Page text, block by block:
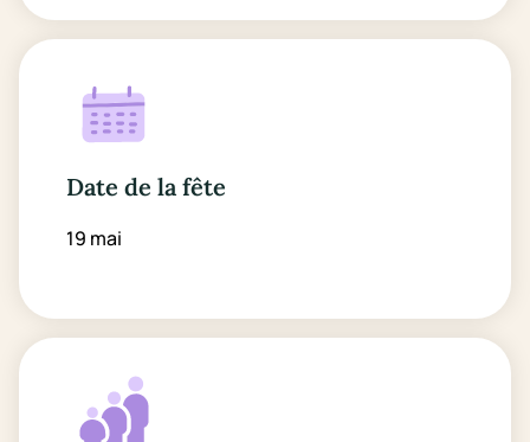
Date de la fête
19 mai